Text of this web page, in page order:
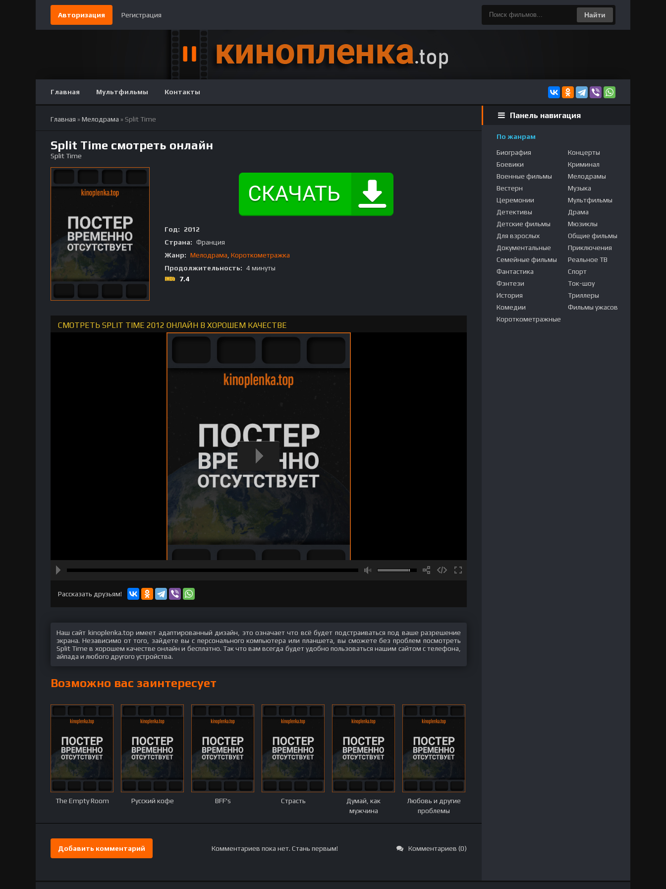
Авторизация Регистрация Найти
Главная Мультфильмы Контакты
Главная »Мелодрама » Split Time
Split Time смотреть онлайн
Split Time
Год:
2012
Страна: Франция
Жанр: Мелодрама Короткометражка
Продолжительность: 4 минуты
7.4
СМОТРЕТЬ SPLIT TIME 2012 ОНЛАЙН В ХОРОШЕМ КАЧЕСТВЕ
Рассказать друзьям!
Наш сайт kinoplenka.top имеет адаптированный дизайн, это означает что всё будет подстраиваться под ваше разрешение
экрана. Независимо от того, зайдете вы с персонального компьютера или планшета, вы сможете без проблем посмотреть
Split Time в хорошем качестве онлайн и бесплатно. Так что вам всегда будет удобно пользоваться нашим сайтом с телефона,
айпада и любого другого устройства.
Возможно вас заинтересует
The Empty Room Русский кофе BFF's Страсть
Думай, как
мужчина
Любовь и другие
проблемы
Добавить комментарий Комментариев пока нет. Стань первым! Комментариев (0)
Панель навигация
По жанрам
Биография
Боевики
Военные фильмы
Вестерн
Церемонии
Детективы
Детские фильмы
Для взрослых
Документальные
Семейные фильмы
Фантастика
Фэнтези
История
Комедии
Короткометражные
Концерты
Криминал
Мелодрамы
Музыка
Мультфильмы
Драма
Мюзиклы
Общие фильмы
Приключения
Реальное ТВ
Спорт
Ток-шоу
Триллеры
Фильмы ужасов